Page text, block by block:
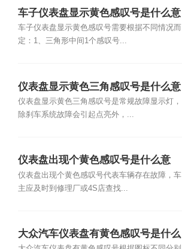
车子仪表盘显示黄色感叹号是什么意
思？
车子仪表盘显示黄色感叹号需要根据不同情况而
定：1、三角形中间1个感叹号...
仪表盘显示黄色三角感叹号是什么意
思？
仪表盘显示黄色三角感叹号是常规故障显示灯，
除刹车系统故障会引起点亮外，...
仪表盘出现个黄色感叹号是什么意
思？
仪表盘出现个黄色感叹号代表车辆存在故障，车
主应及时到修理厂或4S店查找...
大众汽车仪表盘有黄色感叹号是什么